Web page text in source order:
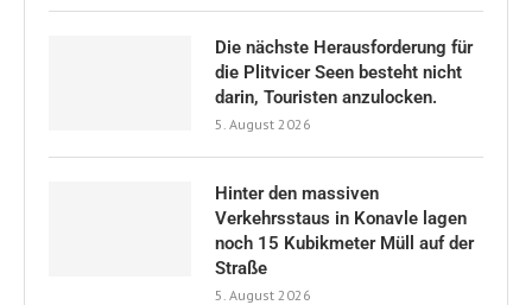
Die nächste Herausforderung für
die Plitvicer Seen besteht nicht
darin, Touristen anzulocken.
5. August 2026
Hinter den massiven
Verkehrsstaus in Konavle lagen
noch 15 Kubikmeter Müll auf der
Straße
5. August 2026